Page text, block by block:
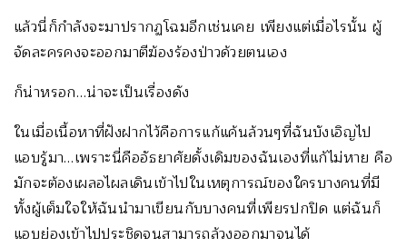
แล้วนี่ก็กำลังจะมาปรากฏโฉมอีกเช่นเคย เพียงแต่เมื่อไรนั้น ผู้
จัดละครคงจะออกมาตีฆ้องร้องป่าวด้วยตนเอง
ก็น่าหรอก…น่าจะเป็นเรื่องดัง
ในเมื่อเนื้อหาที่ฝังฝากไว้คือการแก้แค้นล้วนๆที่ฉันบังเอิญไป
แอบรู้มา…เพราะนี่คืออัธยาศัยดั้งเดิมของฉันเองที่แก้ไม่หาย คือ
มักจะต้องเผลอไผลเดินเข้าไปในเหตุการณ์ของใครบางคนที่มี
ทั้งผู้เต็มใจให้ฉันนำมาเขียนกับบางคนที่เพียรปกปิด แต่ฉันก็
แอบย่องเข้าไปประชิดจนสามารถล้วงออกมาจนได้